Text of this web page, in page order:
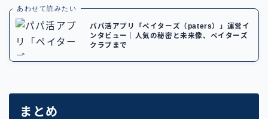
あわせて読みたい
パパ活アプリ「ペイターズ（paters）」運営イ
ンタビュー｜人気の秘密と未来像、ペイターズ
クラブまで
まとめ